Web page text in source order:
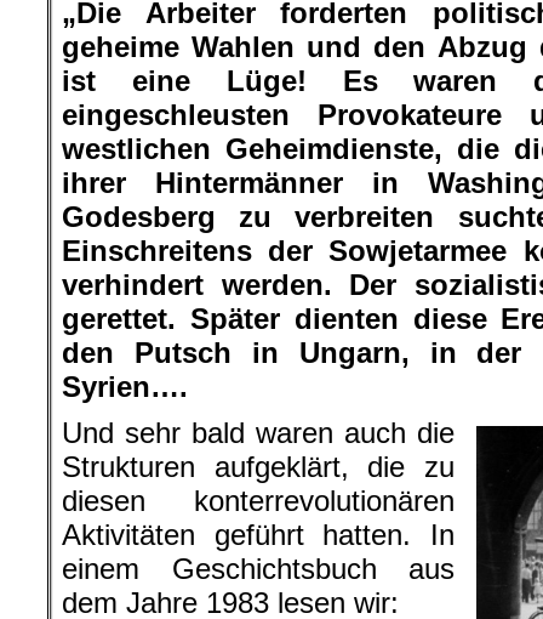
„Die Arbeiter forderten
geheime Wahlen und den Abzug
ist eine Lüge! Es waren
eingeschleusten
westlichen Geheimdienste, die
ihrer Hintermänner in
Godesberg zu verbreiten
Einschreitens der Sowjetarmee
verhindert werden. Der
gerettet. Später dienten diese
den Putsch in Ungarn, in der
Syrien….
Und sehr bald waren auch die
Strukturen aufgeklärt, die zu
diesen konterrevolutionären
Aktivitäten geführt hatten. In
einem Geschichtsbuch aus
dem Jahre 1983 lesen wir: